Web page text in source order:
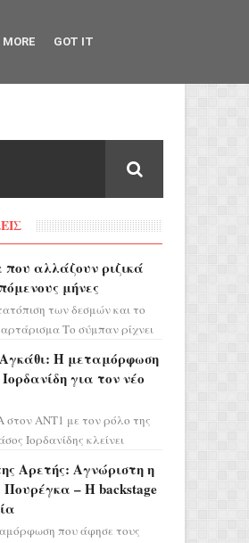
αλλάζουν ριζικά
μήνες
των δεσμών και το
Το σύμπαν ρίχνει
οι σελην...Η μεταμόρφωση
για τον νέο
στον ΑΝΤ1 με τον ρόλο της
Ιορδανίδης κλείνει
Νύχτα Μόνο» ...
Αρετής: Αγνώριστη η
– H backstage
που άφησε τους
GOT IT